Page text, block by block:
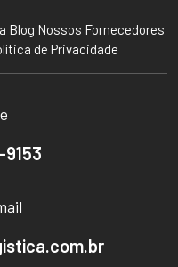
Blog Nossos Fornecedores
de Privacidade